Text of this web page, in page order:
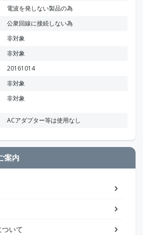
電波を発しない製品の為
公衆回線に接続しない為
非対象
非対象
20161014
非対象
非対象
ACアダプター等は使用なし
案内
いて